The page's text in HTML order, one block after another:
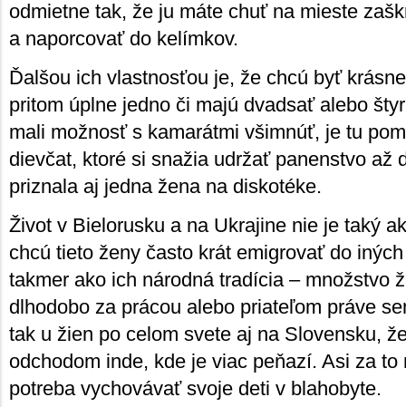
odmietne tak, že ju máte chuť na mieste
a naporcovať do kelímkov.
Ďalšou ich vlastnosťou je, že chcú byť
pritom úplne jedno či majú dvadsať alebo
mali možnosť s kamarátmi všimnúť, je tu
dievčat, ktoré si snažia udržať panenstvo až
priznala aj jedna žena na diskotéke.
Život v Bielorusku a na Ukrajine nie je taký
chcú tieto ženy často krát emigrovať do
takmer ako ich národná tradícia – množstvo
dlhodobo za prácou alebo priateľom práve
tak u žien po celom svete aj na Slovensku,
odchodom inde, kde je viac peňazí. Asi za to
potreba vychovávať svoje deti v blahobyte.